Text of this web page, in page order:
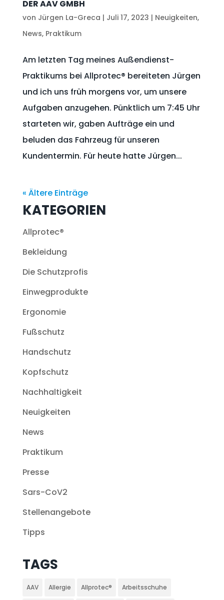
DER AAV GMBH
von Jürgen La-Greca | Juli 17, 2023 | Neuigkeiten,
News, Praktikum
Am letzten Tag meines Außendienst-
Praktikums bei Allprotec® bereiteten Jürgen
und ich uns früh morgens vor, um unsere
Aufgaben anzugehen. Pünktlich um 7:45 Uhr
starteten wir, gaben Aufträge ein und
beluden das Fahrzeug für unseren
Kundentermin. Für heute hatte Jürgen...
« Ältere Einträge
KATEGORIEN
Allprotec®
Bekleidung
Die Schutzprofis
Einwegprodukte
Ergonomie
Fußschutz
Handschutz
Kopfschutz
Nachhaltigkeit
Neuigkeiten
News
Praktikum
Presse
Sars-CoV2
Stellenangebote
Tipps
TAGS
AAV Allergie Allprotec® Arbeitsschuhe